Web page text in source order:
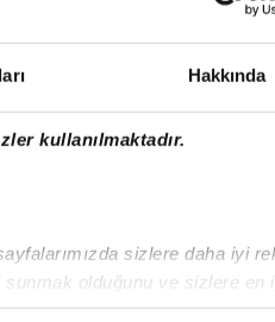
Hakkında
kullanılmaktadır.
sizlere daha iyi
olduğunu ve sizlere en
maliyetlerimizi